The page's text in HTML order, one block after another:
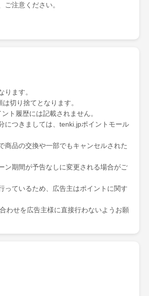
注意ください。
ます。
切り捨てとなります。
ト履歴には記載されません。
につきましては、tenki.jpポイントモール
商品の交換や一部でもキャンセルされた
ン期間が予告なしに変更される場合がご
っているため、広告主はポイントに関す
わせを広告主様に直接行わないようお願